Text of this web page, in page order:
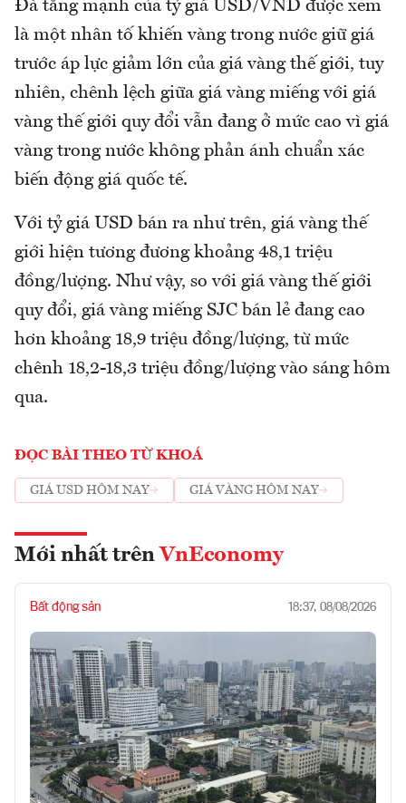
Đà tăng mạnh của tỷ giá USD/VND được xem
là một nhân tố khiến vàng trong nước giữ giá
trước áp lực giảm lớn của giá vàng thế giới, tuy
nhiên, chênh lệch giữa giá vàng miếng với giá
vàng thế giới quy đổi vẫn đang ở mức cao vì giá
vàng trong nước không phản ánh chuẩn xác
biến động giá quốc tế.
Với tỷ giá USD bán ra như trên, giá vàng thế
giới hiện tương đương khoảng 48,1 triệu
đồng/lượng. Như vậy, so với giá vàng thế giới
quy đổi, giá vàng miếng SJC bán lẻ đang cao
hơn khoảng 18,9 triệu đồng/lượng, từ mức
chênh 18,2-18,3 triệu đồng/lượng vào sáng hôm
qua.
ĐỌC BÀI THEO TỪ KHOÁ
GIÁ USD HÔM NAY GIÁ VÀNG HÔM NAY
Mới nhất trên VnEconomy
Bất động sản 18:37, 08/08/2026